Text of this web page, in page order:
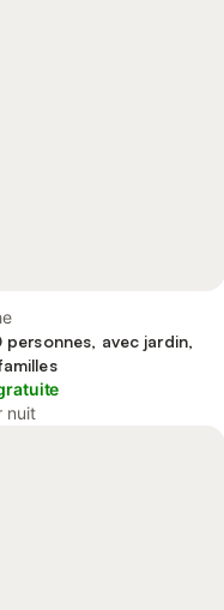
personnes, avec jardin,
nuit